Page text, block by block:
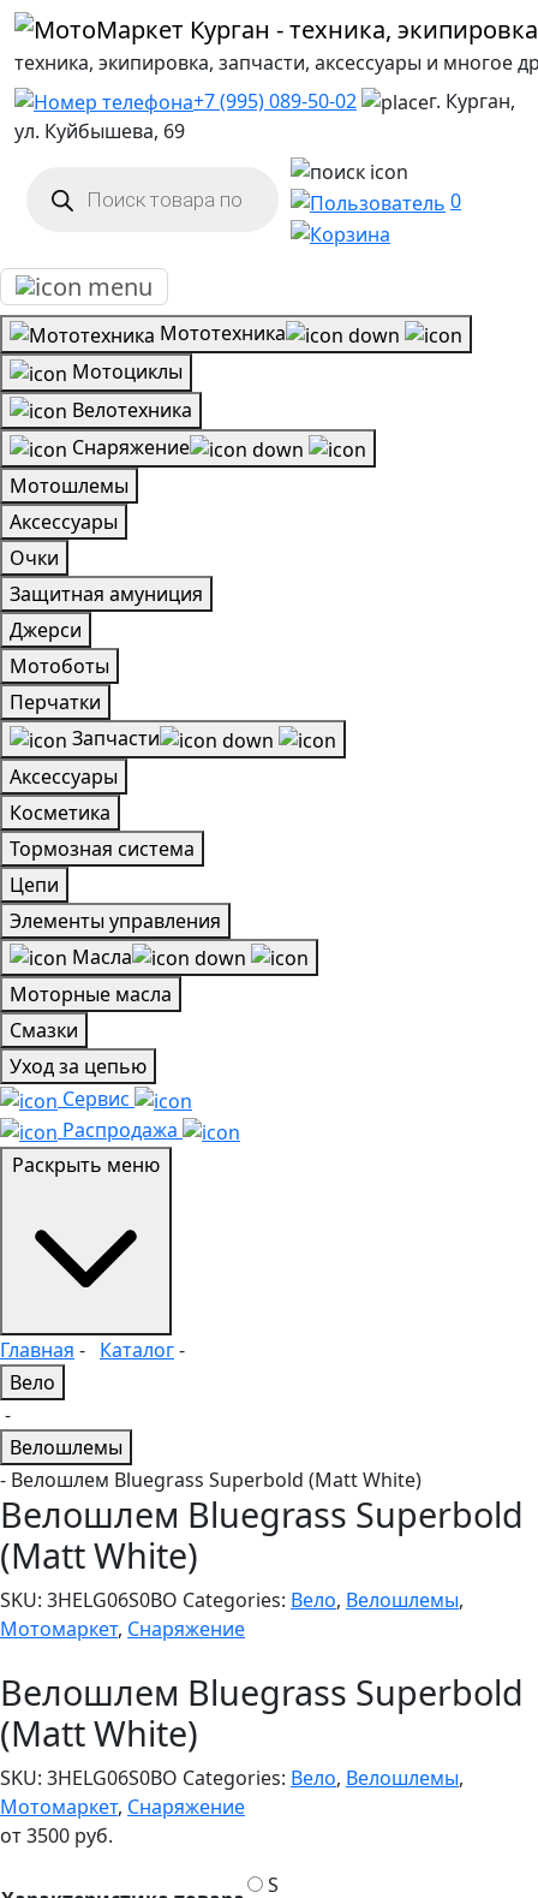
техника, экипировка, запчасти, аксессуары и многое
+7 (995) 089-50-02
г. Курган,
ул. Куйбышева, 69
товаров 0
Мототехника
Мотоциклы
Велотехника
Снаряжение
Мотошлемы
Аксессуары
Очки
Защитная амуниция
Джерси
Мотоботы
Перчатки
Запчасти
Аксессуары
Косметика
Тормозная система
Цепи
Элементы управления
Масла
Моторные масла
Смазки
Уход за цепью
Сервис
Распродажа
Главная - Каталог-
Вело
-
Велошлемы
- Велошлем Bluegrass Superbold (Matt White)
Велошлем Bluegrass Superbold
(Matt White)
SKU: 3HELG06S0BO Categories: Вело, Велошлемы,
Мотомаркет, Снаряжение
Велошлем Bluegrass Superbold
(Matt White)
SKU: 3HELG06S0BO Categories: Вело, Велошлемы,
Мотомаркет, Снаряжение
от3500 руб.
S